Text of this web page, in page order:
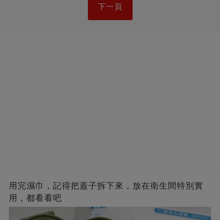
下一頁
用完濕巾，記得把蓋子拆下來，放在衛生間特別實
用，都看看吧